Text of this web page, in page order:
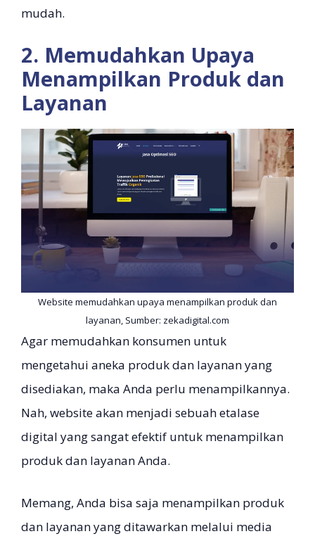
mudah.
2. Memudahkan Upaya
Menampilkan Produk dan
Layanan
Website memudahkan upaya menampilkan produk dan
layanan, Sumber: zekadigital.com
Agar memudahkan konsumen untuk
mengetahui aneka produk dan layanan yang
disediakan, maka Anda perlu menampilkannya.
Nah, website akan menjadi sebuah etalase
digital yang sangat efektif untuk menampilkan
produk dan layanan Anda.
Memang, Anda bisa saja menampilkan produk
dan layanan yang ditawarkan melalui media